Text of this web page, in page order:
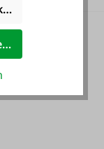
akzeptieren